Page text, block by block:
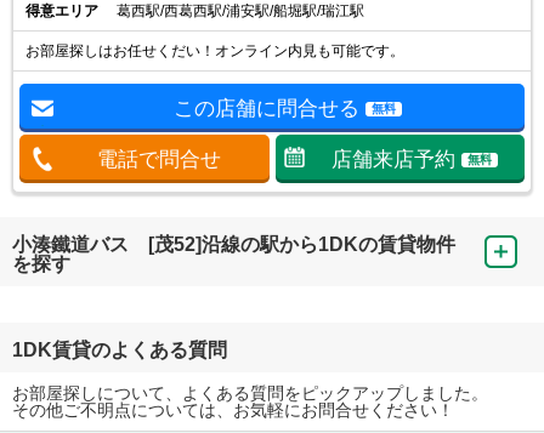
得意エリア 葛西駅/西葛西駅/浦安駅/船堀駅/瑞江駅
お部屋探しはお任せくだい！オンライン内見も可能です。
この店舗に問合せる 無料
電話で問合せ 店舗来店予約 無料
小湊鐵道バス [茂52]沿線の駅から1DKの賃貸物件
を探す
1DK賃貸のよくある質問
お部屋探しについて、よくある質問をピックアップしました。
その他ご不明点については、お気軽にお問合せください！